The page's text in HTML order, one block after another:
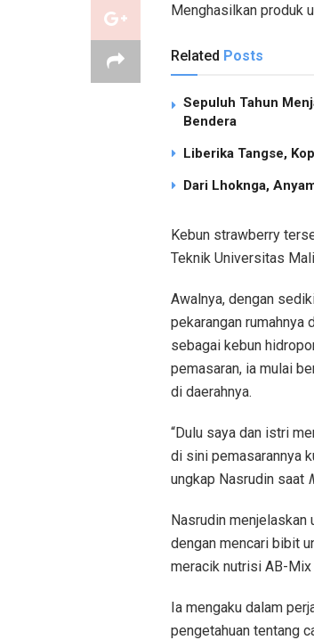
Menghasilkan produk
Related Posts
Sepuluh Tahun
Bendera
Liberika Tangse,
Dari Lhoknga,
Kebun strawberry
Teknik Universitas
Awalnya, dengan
pekarangan rumahnya
sebagai kebun
pemasaran, ia mulai
di daerahnya.
“Dulu saya dan istri
di sini pemasarannya
ungkap Nasrudin saat
Nasrudin
dengan mencari bibit
meracik nutrisi AB-Mix
Ia mengaku dalam
pengetahuan tentang